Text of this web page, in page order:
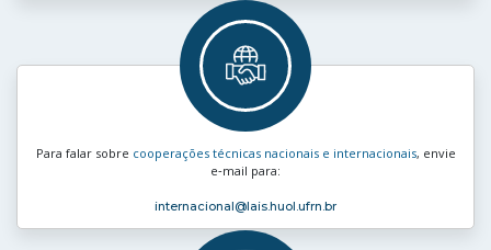
Para falar sobre cooperações técnicas nacionais e internacionais, envie
e‑mail para:
internacional@lais.huol.ufrn.br